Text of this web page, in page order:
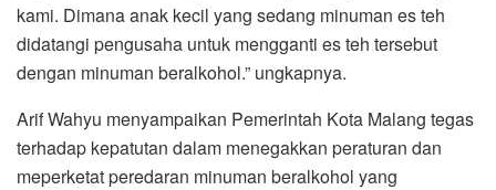
kami. Dimana anak kecil yang sedang minuman es teh
didatangi pengusaha untuk mengganti es teh tersebut
dengan minuman beralkohol.” ungkapnya.
Arif Wahyu menyampaikan Pemerintah Kota Malang tegas
terhadap kepatutan dalam menegakkan peraturan dan
meperketat peredaran minuman beralkohol yang